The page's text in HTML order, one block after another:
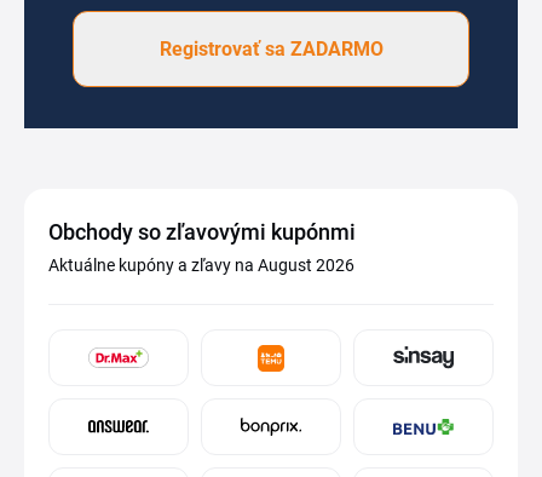
Registrovať sa ZADARMO
Obchody so zľavovými kupónmi
Aktuálne kupóny a zľavy na August 2026